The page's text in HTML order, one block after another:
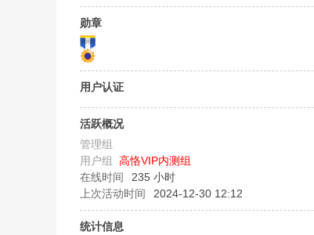
勋章
用户认证
活跃概况
管理组
用户组 高恪VIP内测组
在线时间
235 小时
上次活动时间
2024-12-30 12:12
统计信息